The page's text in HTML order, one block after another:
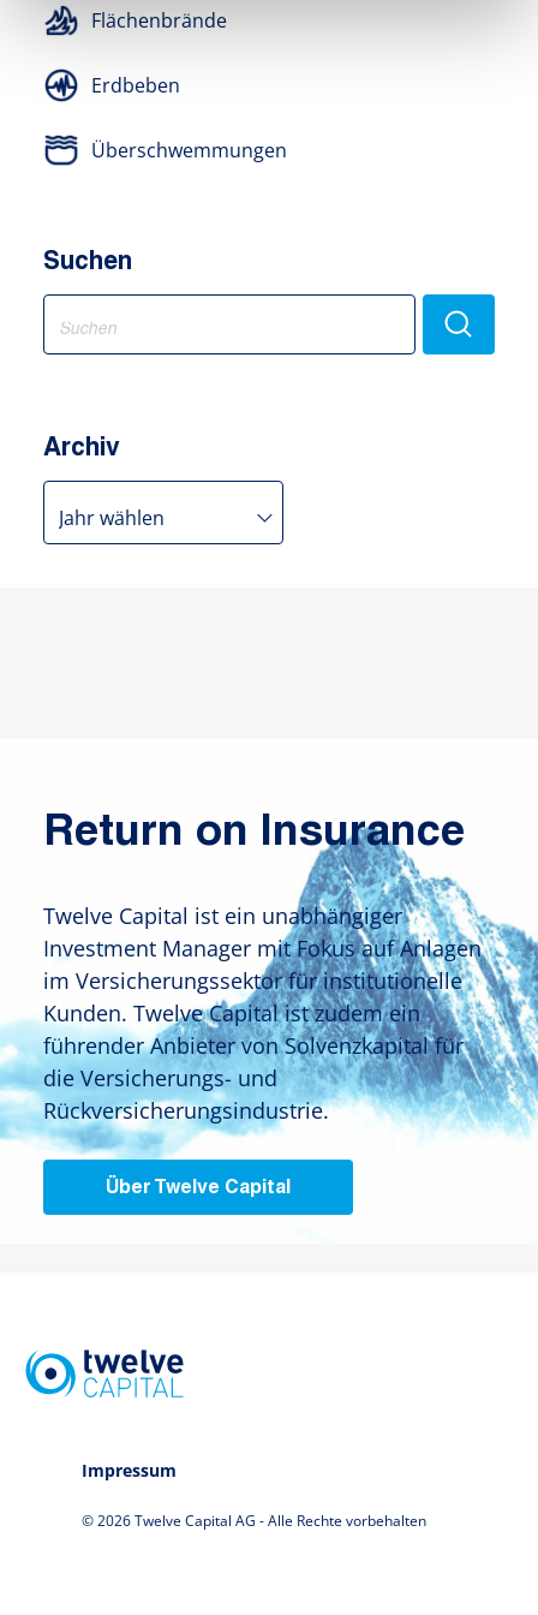
Flächenbrände
Erdbeben
Überschwemmungen
Suchen
Search
Archiv
Return on Insurance
Twelve Capital ist ein unabhängiger
Investment Manager mit Fokus auf Anlagen
im Versicherungssektor für institutionelle
Kunden. Twelve Capital ist zudem ein
führender Anbieter von Solvenzkapital für
die Versicherungs- und
Rückversicherungsindustrie.
Über Twelve Capital
Impressum
© 2026 Twelve Capital AG - Alle Rechte vorbehalten